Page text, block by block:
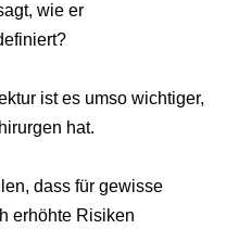
wie er
ist es umso wichtiger,
hat.
dass für gewisse
erhöhte Risiken